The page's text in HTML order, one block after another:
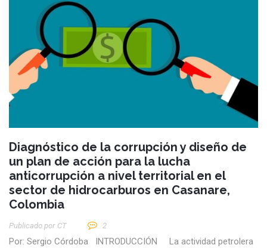
Diagnóstico de la corrupción y diseño de
un plan de acción para la lucha
anticorrupción a nivel territorial en el
sector de hidrocarburos en Casanare,
Colombia
Publicado por CT 2
Por: Sergio Córdoba INTRODUCCIÓN La actividad petrolera